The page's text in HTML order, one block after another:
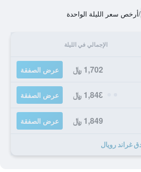
/أرخص سعر الليلة الواحدة
الإجمالي في الليلة
1,702 ﷼ عرض الصفقة
1,848 ﷼ عرض الصفقة
1,849 ﷼ عرض الصفقة